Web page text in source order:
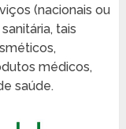
(nacionais ou
tais
médicos,
saúde.